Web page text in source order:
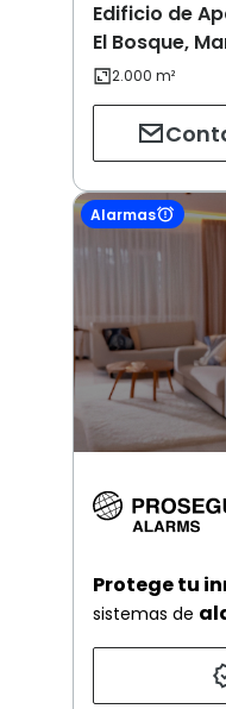
Edificio de
El Bosque,
Alarmas
Protege tu
sistemas de